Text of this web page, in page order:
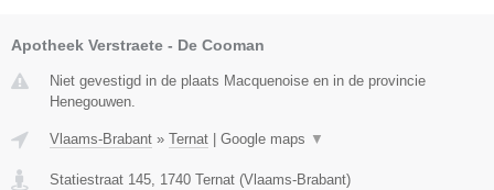
Apotheek Verstraete - De Cooman
Niet gevestigd in de plaats Macquenoise en in de provincie
Henegouwen.
Vlaams-Brabant » Ternat | Google maps ▼
Statiestraat 145 1740 Ternat (Vlaams-Brabant)